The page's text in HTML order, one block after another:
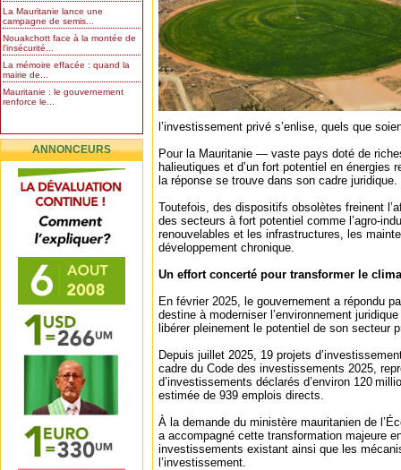
La Mauritanie lance une
campagne de semis...
Nouakchott face à la montée de
l’insécurité...
La mémoire effacée : quand la
mairie de...
Mauritanie : le gouvernement
renforce le...
ANNONCEURS
l’investissement privé s’enlise, quels que
Pour la Mauritanie — vaste pays doté de
halieutiques et d’un fort potentiel en énergies
la réponse se trouve dans son cadre juridique.
Toutefois, des dispositifs obsolètes freinent
des secteurs à fort potentiel comme l’agro-
renouvelables et les infrastructures, les
développement chronique.
Un effort concerté pour transformer le
En février 2025, le gouvernement a répondu
destine à moderniser l’environnement
libérer pleinement le potentiel de son secteur
Depuis juillet 2025, 19 projets
cadre du Code des investissements 2025,
d’investissements déclarés d’environ 120
estimée de 939 emplois directs.
À la demande du ministère mauritanien de
a accompagné cette transformation majeure
investissements existant ainsi que les
l’investissement.